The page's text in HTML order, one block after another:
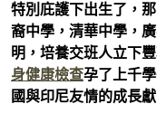
特別庇護下出生了，
裔中學，清華中學，
明，培養交班人立下
身健康檢查孕了上千
國與印尼友情的成長